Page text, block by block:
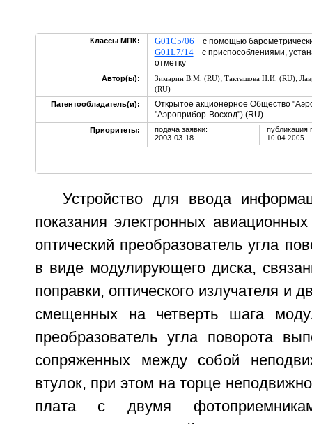
Классы МПК: G01C5/06 с помощью
G01L7/14с приспособлениями,
отметку
Автор(ы): Зимарин В.М. (RU), Такташова Н.И. (RU),
(RU)
Патентообладатель(и):
Открытое акционерное Общество
"Аэроприбор-Восход") (RU)
Приоритеты:
подача заявки:
2003-03-18
публикация
10.04.2005
Устройство для ввода
показания электронных
оптический преобразователь угла
в виде модулирующего диска,
поправки, оптического излучателя и
смещенных на четверть шага
преобразователь угла поворота
сопряженных между собой
втулок, при этом на торце
плата с двумя